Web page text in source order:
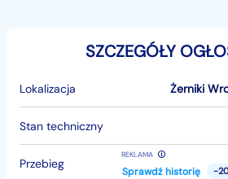
SZCZEGÓŁY
Lokalizacja Żerniki
Stan techniczny
Przebieg
REKLAMA
Sprawdź historię -